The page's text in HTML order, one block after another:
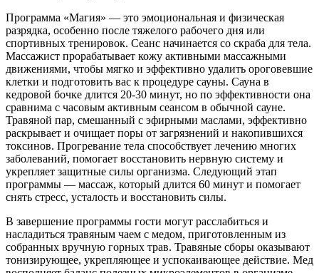
Программа «Магия» — это эмоциональная и физическая
разрядка, особенно после тяжелого рабочего дня или
спортивных тренировок. Сеанс начинается со скраба для тела.
Массажист прорабатывает кожу активными массажными
движениями, чтобы мягко и эффективно удалить ороговевшие
клетки и подготовить вас к процедуре сауны. Сауна в
кедровой бочке длится 20-30 минут, но по эффективности она
сравнима с часовым активным сеансом в обычной сауне.
Травяной пар, смешанный с эфирными маслами, эффективно
раскрывает и очищает поры от загрязнений и накопившихся
токсинов. Прогревание тела способствует лечению многих
заболеваний, помогает восстановить нервную систему и
укрепляет защитные силы организма. Следующий этап
программы — массаж, который длится 60 минут и помогает
снять стресс, усталость и восстановить силы.
В завершение программы гости могут расслабиться и
насладиться травяным чаем с медом, приготовленным из
собранных вручную горных трав. Травяные сборы оказывают
тонизирующее, укрепляющее и успокаивающее действие. Мед